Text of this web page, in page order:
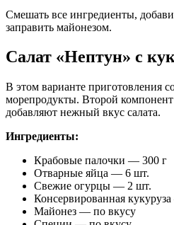
Смешать все ингредиенты,
заправить майонезом.
Салат «Нептун» с
В этом варианте приготовления
морепродукты. Второй
добавляют нежный вкус салата.
Ингредиенты:
Крабовые палочки — 300 г
Отварные яйца — 6 шт.
Свежие огурцы — 2 шт.
Консервированная
Майонез — по вкусу